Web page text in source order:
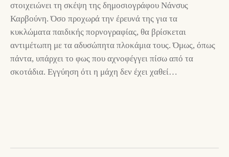
στοιχειώνει τη σκέψη της δημοσιογράφου Νάνσυς
Καρβούνη. Όσο προχωρά την έρευνά της για τα
κυκλώματα παιδικής πορνογραφίας, θα βρίσκεται
αντιμέτωπη με τα αδυσώπητα πλοκάμια τους. Όμως, όπως
πάντα, υπάρχει το φως που αχνοφέγγει πίσω από τα
σκοτάδια. Εγγύηση ότι η μάχη δεν έχει χαθεί…